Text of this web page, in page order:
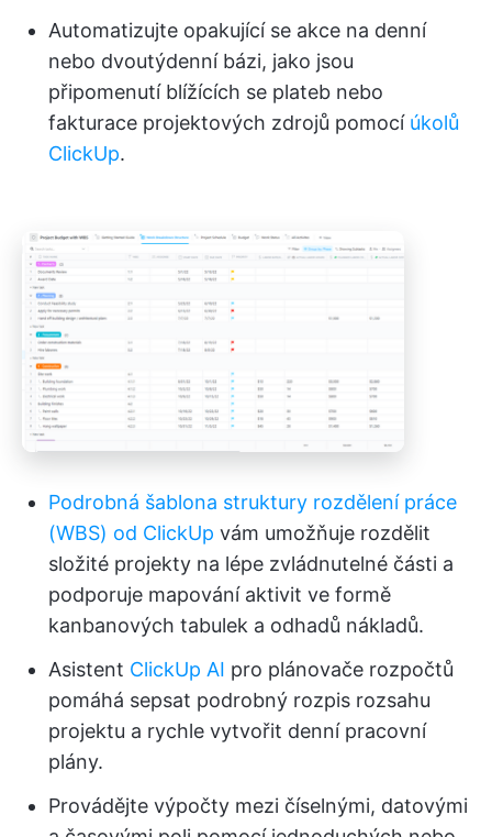
Automatizujte opakující se akce na denní
nebo dvoutýdenní bázi, jako jsou
připomenutí blížících se plateb nebo
fakturace projektových zdrojů pomocí úkolů
ClickUp.
Podrobná šablona struktury rozdělení práce
(WBS) od ClickUp vám umožňuje rozdělit
složité projekty na lépe zvládnutelné části a
podporuje mapování aktivit ve formě
kanbanových tabulek a odhadů nákladů.
Asistent ClickUp AI pro plánovače rozpočtů
pomáhá sepsat podrobný rozpis rozsahu
projektu a rychle vytvořit denní pracovní
plány.
Provádějte výpočty mezi číselnými, datovými